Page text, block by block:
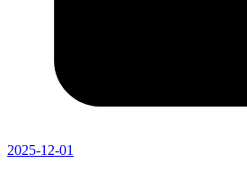
2025-12-01